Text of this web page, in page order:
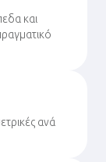
και
ανά